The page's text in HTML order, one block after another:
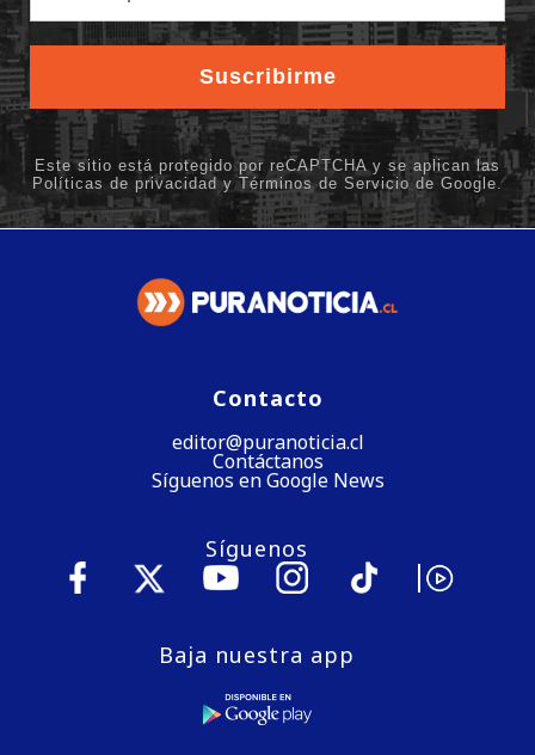
Contacto
editor@puranoticia.cl
Contáctanos
Síguenos en Google News
Síguenos
Baja nuestra app